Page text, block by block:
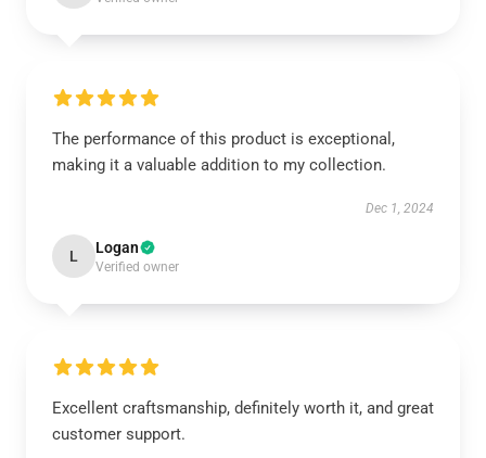
The performance of this product is exceptional,
making it a valuable addition to my collection.
Dec 1, 2024
L Logan
Verified owner
Excellent craftsmanship, definitely worth it, and great
customer support.